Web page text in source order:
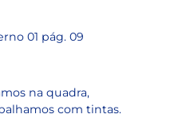
01 pág. 09
na quadra,
com tintas.